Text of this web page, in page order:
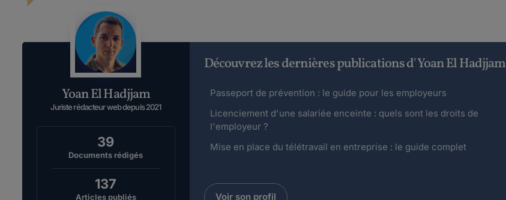
Yoan El Hadjjam
Juriste rédacteur web depuis 2021
39
Documents rédigés
137
Articles publiés
Découvrez les dernières publications d'Yoan El Hadjjam
Passeport de prévention : le guide pour les employeurs
Licenciement d'une salariée enceinte : quels sont les droits de
l'employeur ?
Mise en place du télétravail en entreprise : le guide complet
Voir son profil